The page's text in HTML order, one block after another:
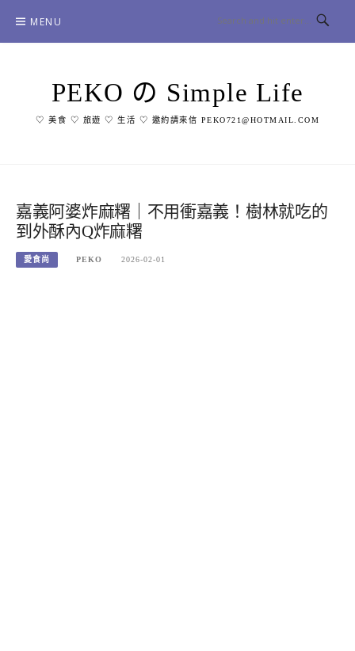
content
MENU
PEKO の Simple Life
♡ 美食 ♡ 旅遊 ♡ 生活 ♡ 邀約請來信 PEKO721@HOTMAIL.COM
嘉義阿婆炸麻糬｜不用衝嘉義！樹林就吃的
到外酥內Q炸麻糬
愛食尚 PEKO 2026-02-01